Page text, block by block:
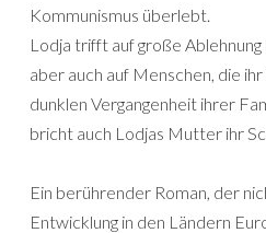
Kommunismus überlebt.
Lodja trifft auf große
aber auch auf Menschen, die
dunklen Vergangenheit ihrer
bricht auch Lodjas Mutter ihr
Ein berührender Roman, der
Entwicklung in den Ländern